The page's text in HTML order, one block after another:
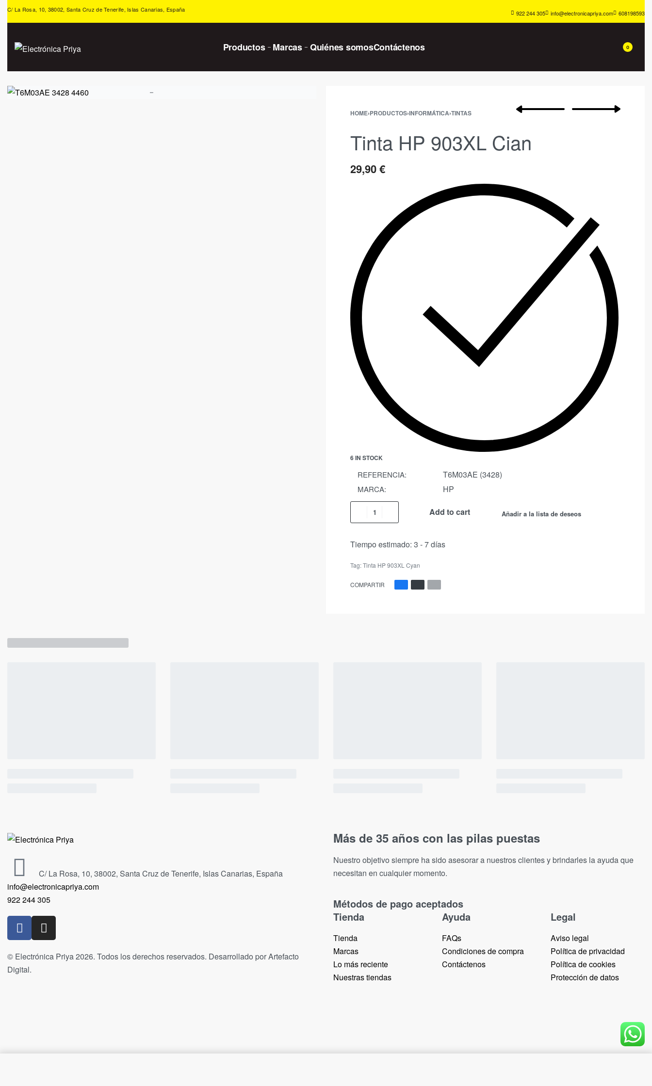
C/ La Rosa, 10, 38002, Santa Cruz de Tenerife, Islas Canarias, España 922 244 305 info@electronicapriya.com 608198593
Productos Marcas Quiénes somosContáctenos 0
HOME›PRODUCTOS›INFORMÁTICA›TINTAS
Tinta HP 903XL Cian
29,90€
6 IN STOCK
REFERENCIA: T6M03AE (3428)
MARCA: HP
Add to cart Añadir a la lista de deseos
Tiempo estimado: 3 - 7 días
Tag:Tinta HP 903XL Cyan
COMPARTIR
C/ La Rosa, 10, 38002, Santa Cruz de Tenerife, Islas Canarias, España
info@electronicapriya.com
922 244 305
© Electrónica Priya 2026. Todos los derechos reservados. Desarrollado por Artefacto
Digital.
Más de 35 años con las pilas puestas
Nuestro objetivo siempre ha sido asesorar a nuestros clientes y brindarles la ayuda que
necesitan en cualquier momento.
Métodos de pago aceptados
Tienda
Tienda
Marcas
Lo más reciente​
Nuestras tiendas​
Ayuda
FAQs
Condiciones de compra
Contáctenos
Legal
Aviso legal
Política de privacidad
Política de cookies
Protección de datos